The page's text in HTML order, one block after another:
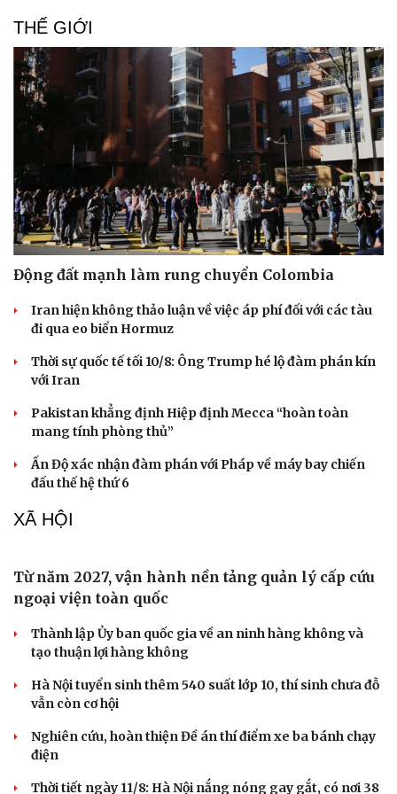
Doanh nhân
“thẻ vàng”, “thẻ đỏ”
Quyết tâm gỡ “Thẻ vàng” IUU trong năm 2026
Thúc đẩy thanh toán không dùng tiền mặt ở Việt Nam
THẾ GIỚI
Động đất mạnh làm rung chuyển Colombia
Iran hiện không thảo luận về việc áp phí đối với các tàu
đi qua eo biển Hormuz
Thời sự quốc tế tối 10/8: Ông Trump hé lộ đàm phán kín
với Iran
Pakistan khẳng định Hiệp định Mecca “hoàn toàn
Ấn Độ xác nhận đàm phán với Pháp về máy bay chiến
đấu thế hệ thứ 6
XÃ HỘI